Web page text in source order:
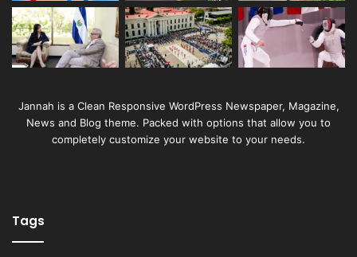
Jannah is a Clean Responsive WordPress Newspaper, Magazine,
News and Blog theme. Packed with options that allow you to
completely customize your website to your needs.
Tags